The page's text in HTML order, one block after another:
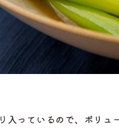
入っているので、ボリ